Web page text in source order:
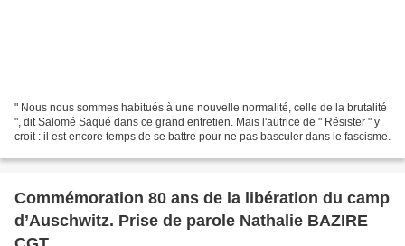
" Nous nous sommes habitués à une nouvelle normalité, celle de la brutalité
", dit Salomé Saqué dans ce grand entretien. Mais l'autrice de " Résister " y
croit : il est encore temps de se battre pour ne pas basculer dans le fascisme.
Commémoration 80 ans de la libération du camp
d’Auschwitz. Prise de parole Nathalie BAZIRE